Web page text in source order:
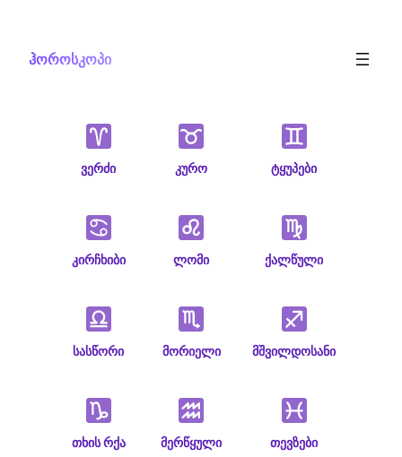
content
ჰოროსკოპი
ვერძი კურო ტყუპები
კირჩხიბი ლომი ქალწული
სასწორი მორიელი მშვილდოსანი
თხის რქა მერწყული თევზები